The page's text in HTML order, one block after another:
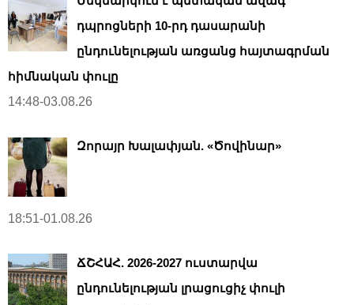
դպրոցների 10-րդ դասարանի
ընդունելության առցանց հայտագրման
հիմնական փուլը
14:48-03.08.26
Զորայր Խալափյան. «Ծովինար»
18:51-01.08.26
ՃՇՀԱՀ. 2026-2027 ուստարվա
ընդունելության լրացուցիչ փուլի